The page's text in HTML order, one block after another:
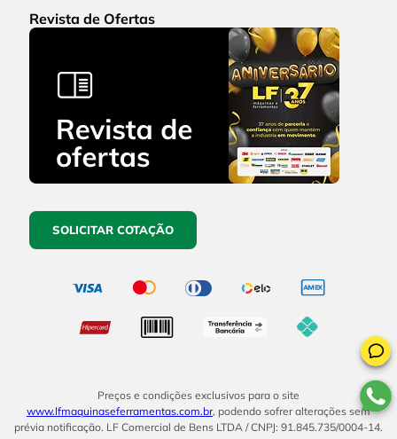
Revista de Ofertas
SOLICITAR COTAÇÃO
Preços e condições exclusivos para o site
www.lfmaquinaseferramentas.com.br, podendo sofrer alterações sem
prévia notificação. LF Comercial de Bens LTDA / CNPJ: 91.845.735/0004-14.